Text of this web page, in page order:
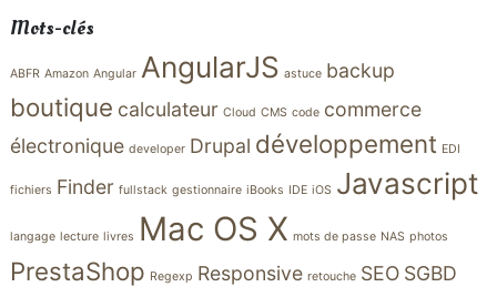
Mots-clés
ABFR Amazon Angular AngularJS astuce backup
boutique calculateur Cloud CMS code commerce
électronique developer Drupal développement EDI
fichiers Finder fullstack gestionnaire iBooks IDE iOS Javascript
langage lecture livres Mac OS X mots de passe NAS photos
PrestaShop Regexp Responsive retouche SEO SGBD